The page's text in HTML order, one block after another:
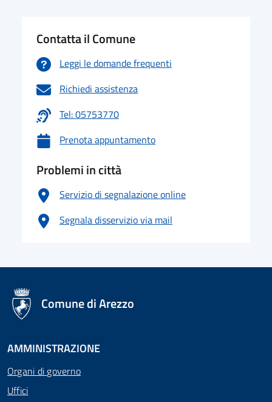
Contatta il Comune
Leggi le domande frequenti
Richiedi assistenza
Tel: 05753770
Prenota appuntamento
Problemi in città
Servizio di segnalazione online
Segnala disservizio via mail
logo Unione Europea
Comune di Arezzo
AMMINISTRAZIONE
Organi di governo
Uffici